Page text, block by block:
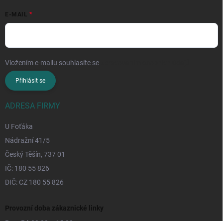
E-MAIL
Vložením e-mailu souhlasíte se
Přihlásit se
ADRESA FIRMY
U Foťáka
Nádražní 41/5
Český Těšín, 737 01
IČ: 180 55 826
DIČ: CZ 180 55 826
Provozní doba zákaznické linky